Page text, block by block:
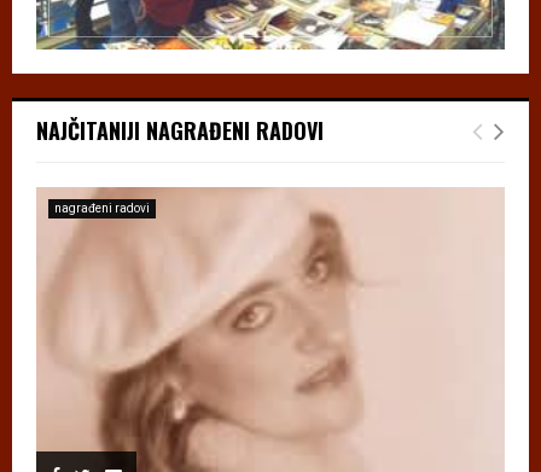
NAJČITANIJI NAGRAĐENI RADOVI
nagrađeni radovi